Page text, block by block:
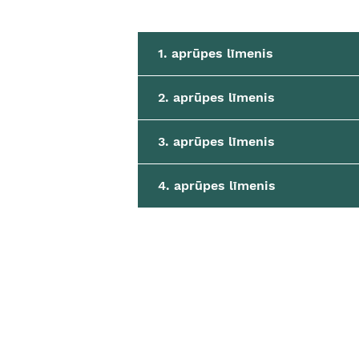
1. aprūpes līmenis
2. aprūpes līmenis
3. aprūpes līmenis
4. aprūpes līmenis